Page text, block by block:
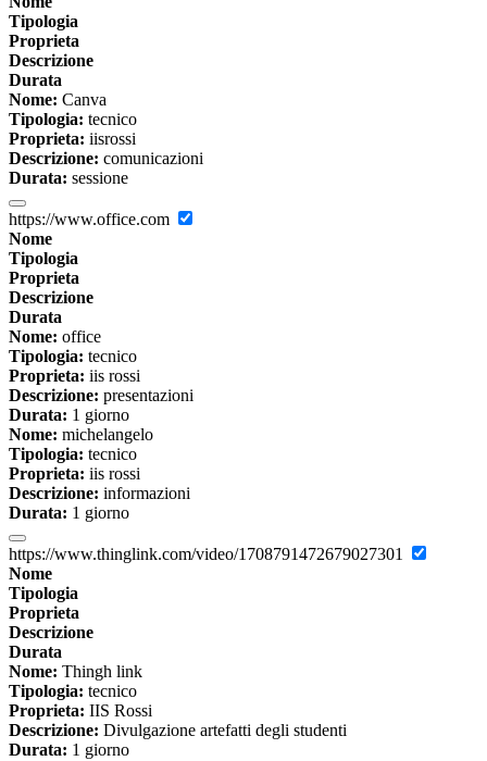
Tipologia
Proprieta
Descrizione
Durata
Nome: Canva
Tipologia: tecnico
Proprieta: iisrossi
Descrizione: comunicazioni
Durata: sessione
https://www.office.com
Nome
Tipologia
Proprieta
Descrizione
Durata
Nome: office
Tipologia: tecnico
Proprieta: iis rossi
Descrizione: presentazioni
Durata: 1 giorno
Nome: michelangelo
Tipologia: tecnico
Proprieta: iis rossi
Descrizione: informazioni
Durata: 1 giorno
https://www.thinglink.com/video/1708791472679027301
Nome
Tipologia
Proprieta
Descrizione
Durata
Nome: Thingh link
Tipologia: tecnico
Proprieta: IIS Rossi
Descrizione: Divulgazione artefatti degli studenti
Durata: 1 giorno